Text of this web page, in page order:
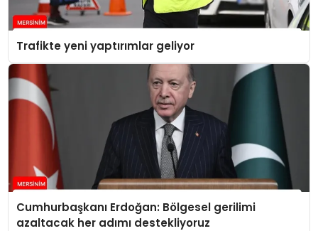
Trafikte yeni yaptırımlar geliyor
Cumhurbaşkanı Erdoğan: Bölgesel gerilimi
azaltacak her adımı destekliyoruz